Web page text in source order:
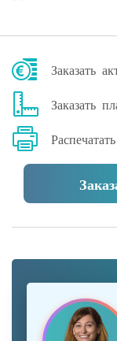
Заказать
Заказать
Распечатать